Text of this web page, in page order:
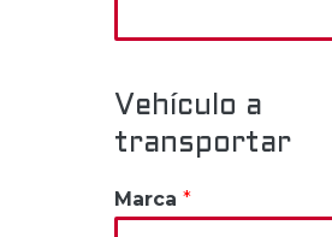
Vehículo a
transportar
Marca *